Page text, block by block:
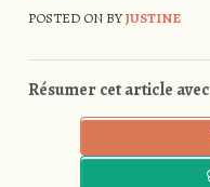
POSTED ON BYJUSTINE
Résumer cet article